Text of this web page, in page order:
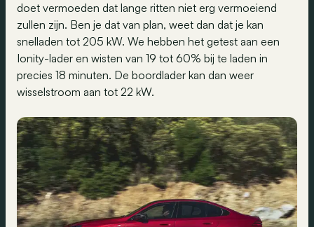
doet vermoeden dat lange ritten niet erg vermoeiend
zullen zijn. Ben je dat van plan, weet dan dat je kan
snelladen tot 205 kW. We hebben het getest aan een
Ionity-lader en wisten van 19 tot 60% bij te laden in
precies 18 minuten. De boordlader kan dan weer
wisselstroom aan tot 22 kW.